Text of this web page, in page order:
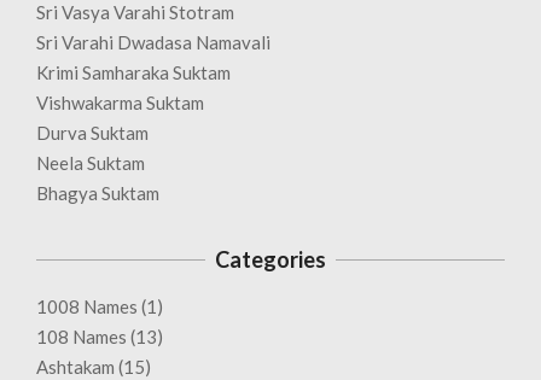
Sri Vasya Varahi Stotram
Sri Varahi Dwadasa Namavali
Krimi Samharaka Suktam
Vishwakarma Suktam
Durva Suktam
Neela Suktam
Bhagya Suktam
Categories
1008 Names (1)
108 Names (13)
Ashtakam (15)